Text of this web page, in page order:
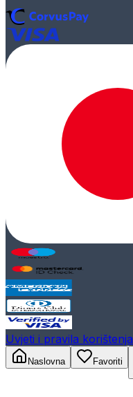
Uvjeti i pravila korištenja
Naslovna
Favoriti